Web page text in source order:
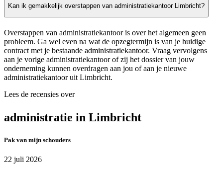
Kan ik gemakkelijk overstappen van administratiekantoor Limbricht?
Overstappen van administratiekantoor is over het algemeen geen
probleem. Ga wel even na wat de opzegtermijn is van je huidige
contract met je bestaande administratiekantoor. Vraag vervolgens
aan je vorige administratiekantoor of zij het dossier van jouw
onderneming kunnen overdragen aan jou of aan je nieuwe
administratiekantoor uit Limbricht.
Lees de recensies over
administratie in Limbricht
Pak van mijn schouders
22 juli 2026